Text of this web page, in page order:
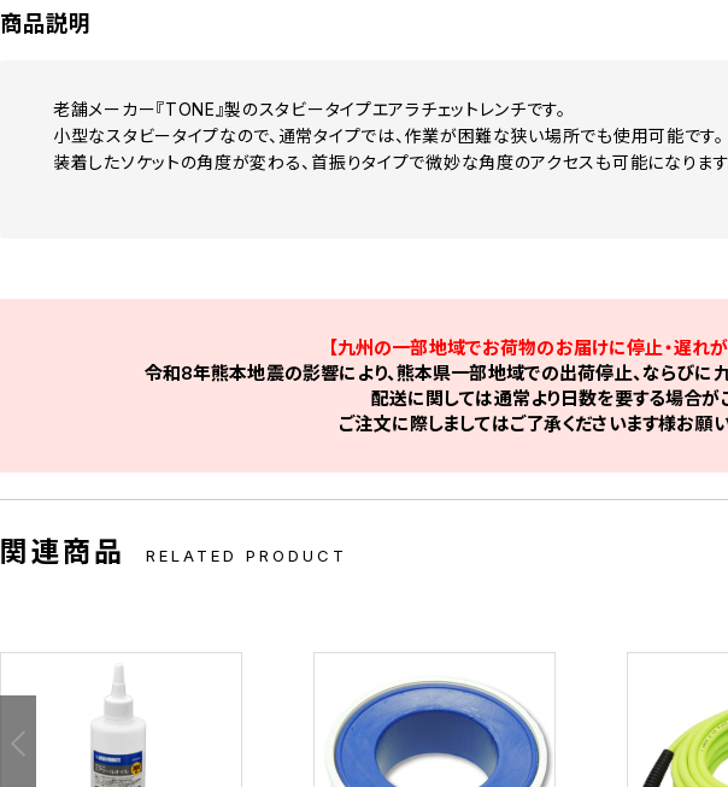
商品説明
老舗メーカー『TONE』製のスタビータイプエアラチェットレンチです。
小型なスタビータイプなので、通常タイプでは、作業が困難な狭い場所でも使用可能です。
装着したソケットの角度が変わる、首振りタイプで微妙な角度のアクセスも可能になります
【九州の一部地域でお荷物のお届けに停止・遅れが
令和8年熊本地震の影響により、熊本県一部地域での出荷停止、ならびに
配送に関しては通常より日数を要する場合が
ご注文に際しましてはご了承くださいます様お願
関連商品 RELATED PRODUCT